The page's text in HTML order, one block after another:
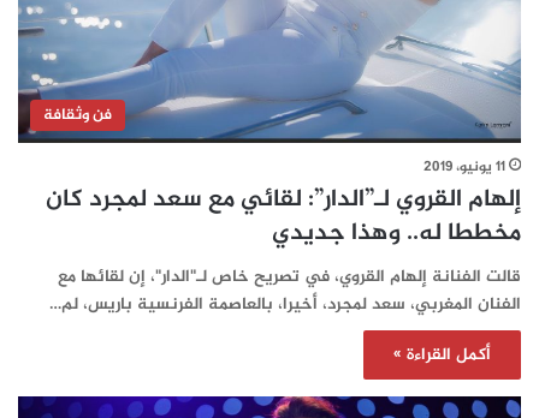
فن وثقافة
11 يونيو، 2019
إلهام القروي لـ”الدار”: لقائي مع سعد لمجرد كان
مخططا له.. وهذا جديدي
قالت الفنانة إلهام القروي، في تصريح خاص لـ"الدار"، إن لقائها مع
الفنان المغربي، سعد لمجرد، أخيرا، بالعاصمة الفرنسية باريس، لم…
أكمل القراءة »